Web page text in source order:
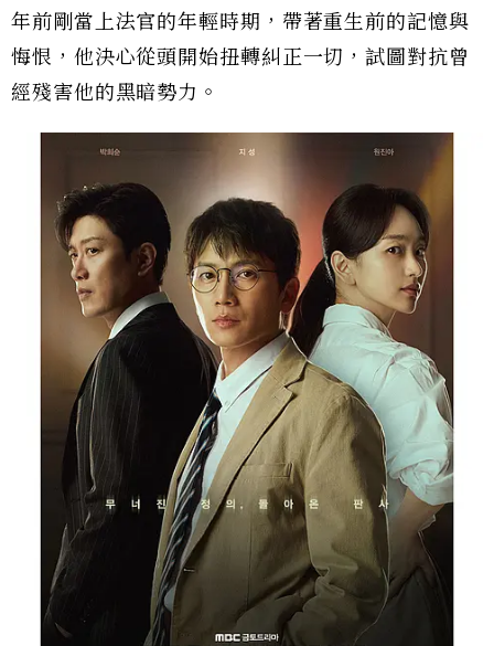
年前剛當上法官的年輕時期，帶著重生前的記憶與
悔恨，他決心從頭開始扭轉糾正一切，試圖對抗曾
經殘害他的黑暗勢力。